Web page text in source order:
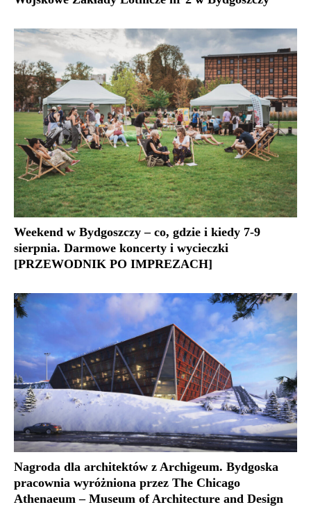
Weekend w Bydgoszczy – co, gdzie i kiedy 7-9
sierpnia. Darmowe koncerty i wycieczki
[PRZEWODNIK PO IMPREZACH]
Nagroda dla architektów z Archigeum. Bydgoska
pracownia wyróżniona przez The Chicago
Athenaeum – Museum of Architecture and Design